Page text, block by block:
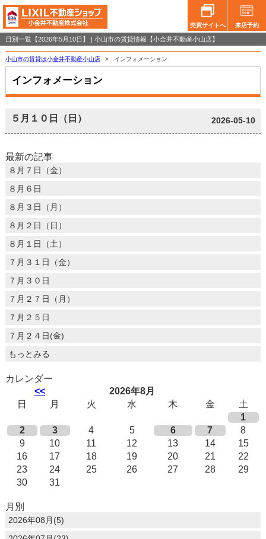
売買サイトへ 来店予約
日別一覧【2026年5月10日】 | 小山市の賃貸情報【小金井不動産小山店】
小山市の賃貸は小金井不動産小山店 > インフォメーション
インフォメーション
５月１０日（日） 2026-05-10
最新の記事
８月７日（金）
８月６日
８月３日（月）
８月２日（日）
８月１日（土）
７月３１日（金）
７月３０日
７月２７日（月）
７月２５日
７月２４日(金)
もっとみる
カレンダー
<<
2026年8月
日
月 火 水 木 金
土
1
2
3 4 5 6 7
8
9
10 11 12 13 14
15
16
17 18 19 20 21
22
23
24 25 26 27 28
29
30
31
月別
2026年08月(5)